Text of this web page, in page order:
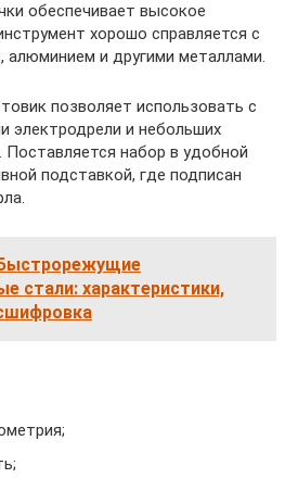
обеспечивает высокое
хорошо справляется с
алюминием и другими металлами.
позволяет использовать с
электродрели и небольших
Поставляется набор в удобной
подставкой, где подписан
Быстрорежущие
стали: характеристики,